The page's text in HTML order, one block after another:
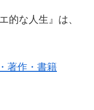
的な人生』は、
著作・書籍